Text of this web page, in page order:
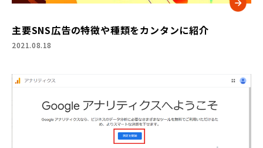
主要SNS広告の特徴や種類をカンタンに紹介
2021.08.18